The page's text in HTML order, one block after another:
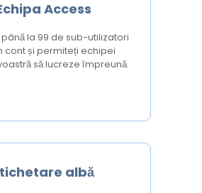
Access
la 99 de sub-utilizatori
cont și permiteți echipei
să lucreze împreună.
albă